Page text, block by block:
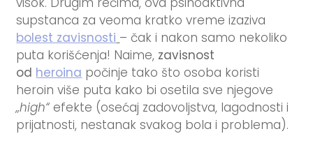
supstanca za veoma kratko vreme izaziva
bolest zavisnosti – čak i nakon samo nekoliko
puta korišćenja! Naime, zavisnost
od heroina počinje tako što osoba koristi
heroin više puta kako bi osetila sve njegove
„high“efekte (osećaj zadovoljstva, lagodnosti i
prijatnosti, nestanak svakog bola i problema).